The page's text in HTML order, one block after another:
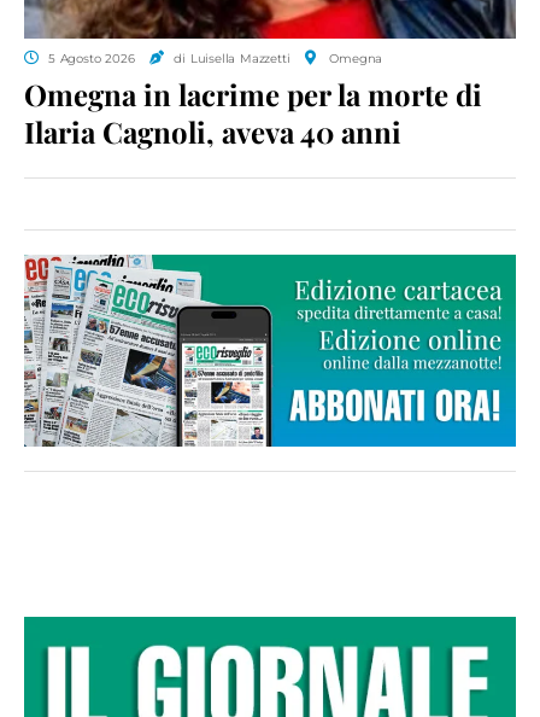
5 Agosto 2026 di Luisella Mazzetti Omegna
Omegna in lacrime per la morte di
Ilaria Cagnoli, aveva 40 anni